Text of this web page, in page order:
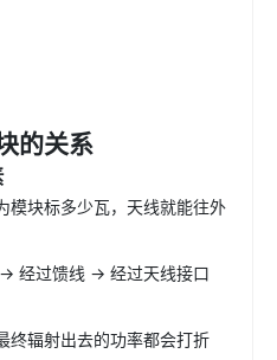
的关系
模块标多少瓦，天线就能往外
经过馈线 → 经过天线接口
终辐射出去的功率都会打折